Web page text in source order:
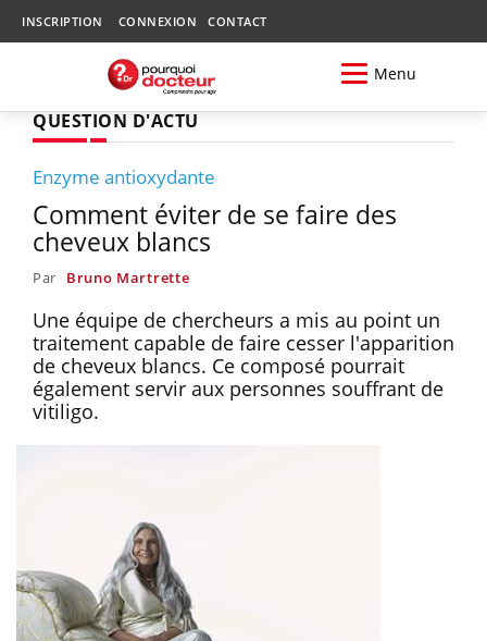
INSCRIPTION CONNEXION CONTACT
Menu
QUESTION D'ACTU
Enzyme antioxydante
Comment éviter de se faire des
cheveux blancs
Par Bruno Martrette
Une équipe de chercheurs a mis au point un
traitement capable de faire cesser l'apparition
de cheveux blancs. Ce composé pourrait
également servir aux personnes souffrant de
vitiligo.